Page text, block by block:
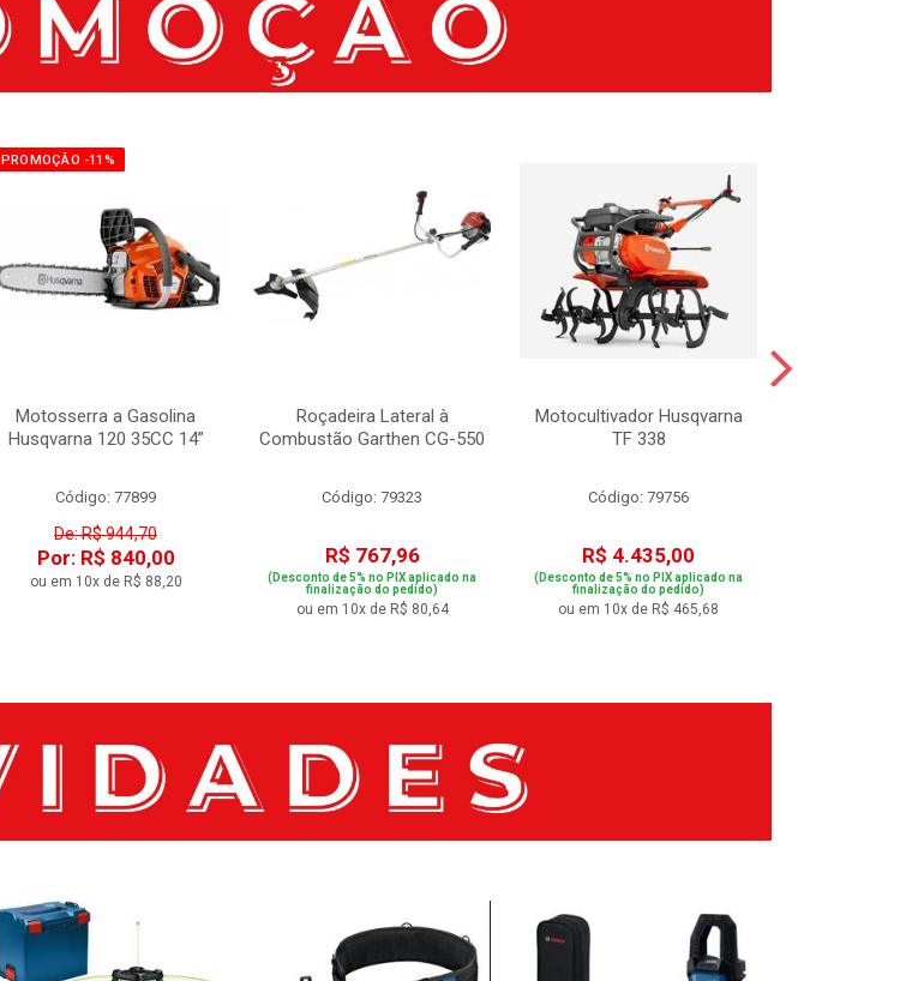
PROMOÇÃO -11%
Motosserra a Gasolina
Husqvarna 120 35CC 14”
Código: 77899
De: R$ 944,70
Por: R$ 840,00
ou em 10x de R$ 88,20
Roçadeira Lateral à
Combustão Garthen CG-550
Código: 79323
R$ 767,96
(Desconto de 5% no PIX aplicado na
finalização do pedido)
ou em 10x de R$ 80,64
Motocultivador Husqvarna
TF 338
Código: 79756
R$ 4.435,00
(Desconto de 5% no PIX aplicado na
finalização do pedido)
ou em 10x de R$ 465,68